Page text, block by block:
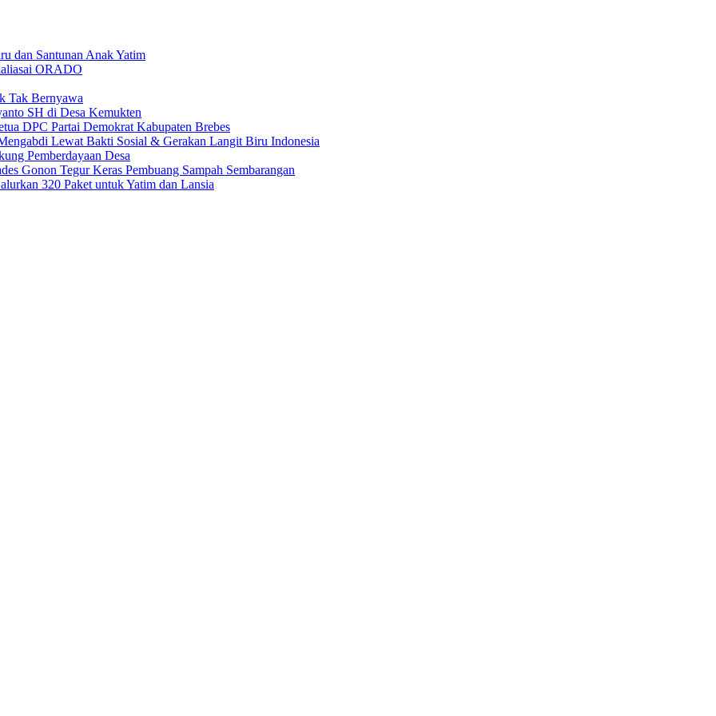
dan Santunan Anak Yatim
ORADO
Tak Bernyawa
SH di Desa Kemukten
DPC Partai Demokrat Kabupaten Brebes
Lewat Bakti Sosial & Gerakan Langit Biru Indonesia
Pemberdayaan Desa
Gonon Tegur Keras Pembuang Sampah Sembarangan
320 Paket untuk Yatim dan Lansia